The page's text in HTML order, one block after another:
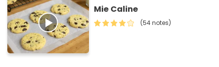
Mie Caline
(54 notes)